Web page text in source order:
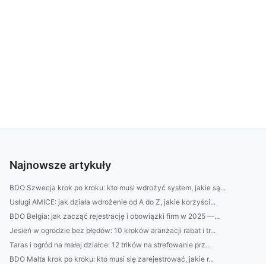
Najnowsze artykuły
BDO Szwecja krok po kroku: kto musi wdrożyć system, jakie są...
Usługi AMICE: jak działa wdrożenie od A do Z, jakie korzyści...
BDO Belgia: jak zacząć rejestrację i obowiązki firm w 2025 —...
Jesień w ogrodzie bez błędów: 10 kroków aranżacji rabat i tr...
Taras i ogród na małej działce: 12 trików na strefowanie prz...
BDO Malta krok po kroku: kto musi się zarejestrować, jakie r...